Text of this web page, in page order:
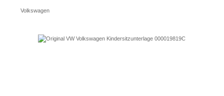
Volkswagen
Bildergalerie überspringen